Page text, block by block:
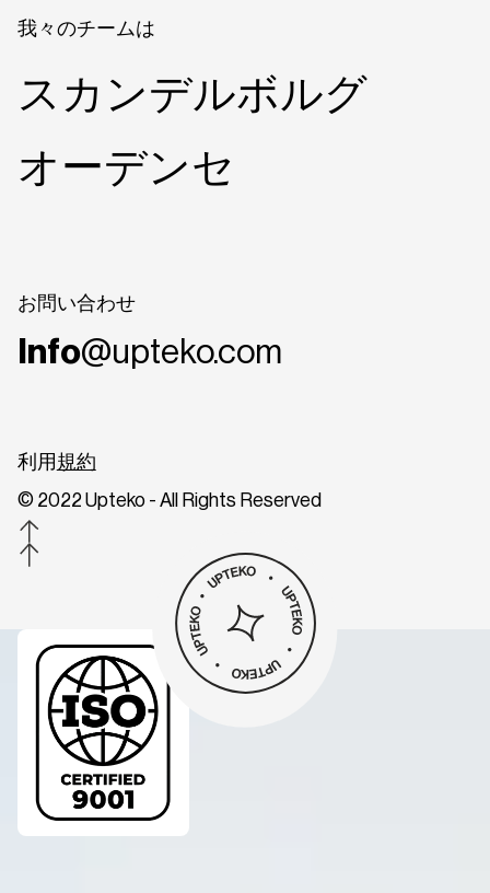
我々のチームは
スカンデルボルグ
オーデンセ
お問い合わせ
Info@upteko.com
利用 規約
© 2022 Upteko - All Rights Reserved